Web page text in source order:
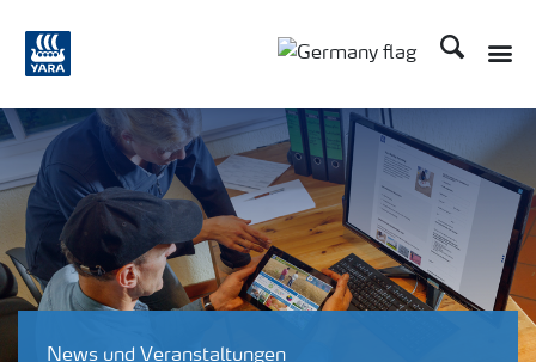
Suchen
News und Veranstaltungen